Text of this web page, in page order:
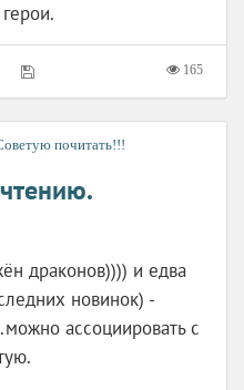
165
почитать!!!
драконов)))) и едва
новинок) -
ассоциировать с